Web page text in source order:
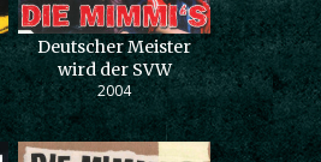
Deutscher Meister
wird der SVW
2004